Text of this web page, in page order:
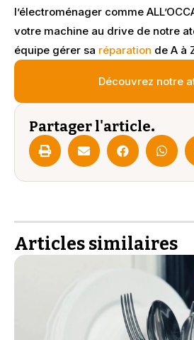
l’électroménager comme
votre machine au drive de notre
équipe gérer sa réparation de A à
Découvrez notre
Partager l'article.
Articles similaires